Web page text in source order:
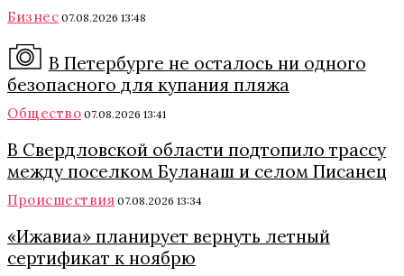
Бизнес 07.08.2026 13:48
В Петербурге не осталось ни одного
безопасного для купания пляжа
Общество 07.08.2026 13:41
В Свердловской области подтопило трассу
между поселком Буланаш и селом Писанец
Происшествия 07.08.2026 13:34
«Ижавиа» планирует вернуть летный
сертификат к ноябрю